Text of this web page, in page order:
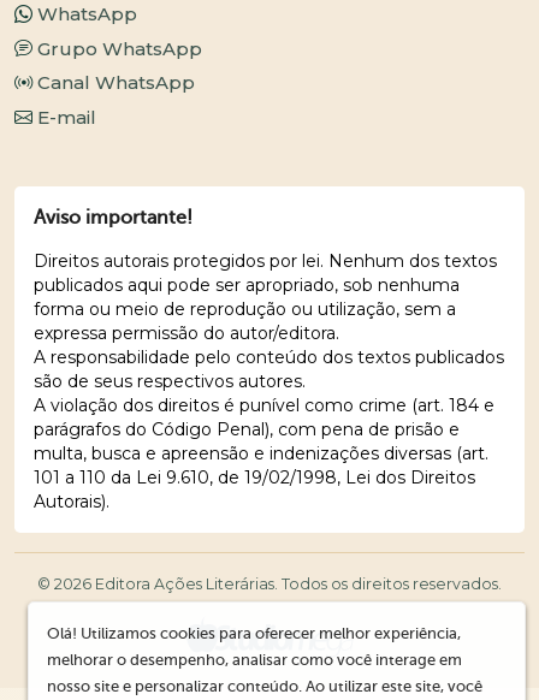
WhatsApp
Grupo WhatsApp
Canal WhatsApp
E-mail
Aviso importante!
Direitos autorais protegidos por lei. Nenhum dos textos
publicados aqui pode ser apropriado, sob nenhuma
forma ou meio de reprodução ou utilização, sem a
expressa permissão do autor/editora.
A responsabilidade pelo conteúdo dos textos publicados
são de seus respectivos autores.
A violação dos direitos é punível como crime (art. 184 e
parágrafos do Código Penal), com pena de prisão e
multa, busca e apreensão e indenizações diversas (art.
101 a 110 da Lei 9.610, de 19/02/1998, Lei dos Direitos
Autorais).
© 2026 Editora Ações Literárias. Todos os direitos reservados.
Olá! Utilizamos cookies para oferecer melhor experiência,
melhorar o desempenho, analisar como você interage em
nosso site e personalizar conteúdo. Ao utilizar este site, você